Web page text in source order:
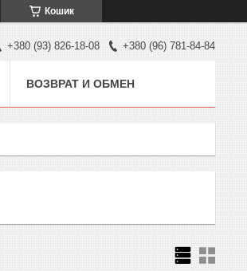
Кошик
+380 (93) 826-18-08 +380 (96) 781-84-84
ВОЗВРАТ И ОБМЕН